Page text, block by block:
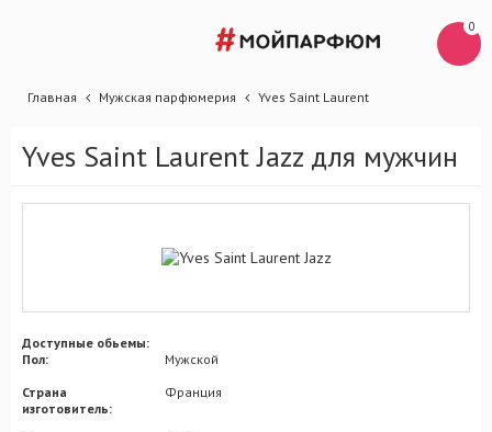
0
Главная Мужская парфюмерия Yves Saint Laurent
Yves Saint Laurent Jazz для мужчин
Доступные обьемы:
Пол:
Мужской
Страна
изготовитель:
Франция